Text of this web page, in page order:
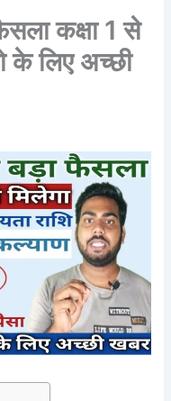
कक्षा 1 से
के लिए अच्छी